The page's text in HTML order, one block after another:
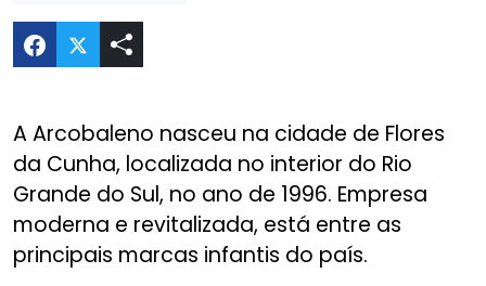
Compartilhar Website Arcobaleno no Twitter
A Arcobaleno nasceu na cidade de Flores
da Cunha, localizada no interior do Rio
Grande do Sul, no ano de 1996. Empresa
moderna e revitalizada, está entre as
principais marcas infantis do país.